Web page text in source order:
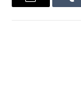
Tumblr
البريد